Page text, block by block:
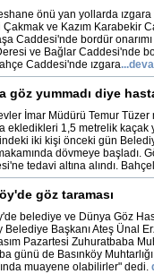
önü yan yollarda
Çakmak ve Kazım Karabekir
Caddesi'nde bordür
ve Bağlar Caddesi'nde
Caddesi'nde ızgara
göz yummadı diye
İmar Müdürü Temur Tüzer
ekledikleri 1,5 metrelik kaçak
iki kişi önceki gün
dövmeye başladı.
tedavi altına alındı.
göz taraması
belediye ve Dünya Göz
Belediye Başkanı Ateş Ünal
Pazartesi Zuhuratbaba
günü de Basınköy
muayene olabilirler" dedi.